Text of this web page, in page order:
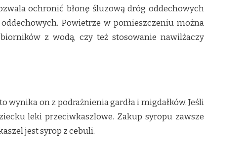
ochronić błonę śluzową dróg oddechowych
Powietrze w pomieszczeniu można
z wodą, czy też stosowanie nawilżaczy
on z podrażnienia gardła i migdałków. Jeśli
leki przeciwkaszlowe. Zakup syropu zawsze
jest syrop z cebuli.